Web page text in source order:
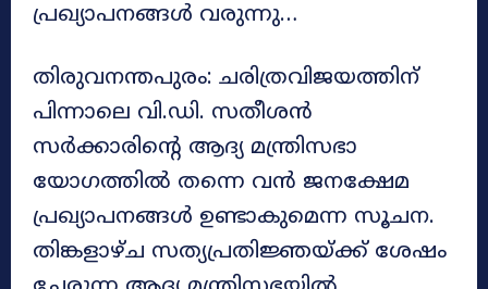
പ്രഖ്യാപനങ്ങൾ വരുന്നു…
തിരുവനന്തപുരം: ചരിത്രവിജയത്തിന്
പിന്നാലെ വി.ഡി. സതീശൻ
സർക്കാരിന്റെ ആദ്യ മന്ത്രിസഭാ
യോഗത്തിൽ തന്നെ വൻ ജനക്ഷേമ
പ്രഖ്യാപനങ്ങൾ ഉണ്ടാകുമെന്ന സൂചന.
തിങ്കളാഴ്ച സത്യപ്രതിജ്ഞയ്ക്ക് ശേഷം